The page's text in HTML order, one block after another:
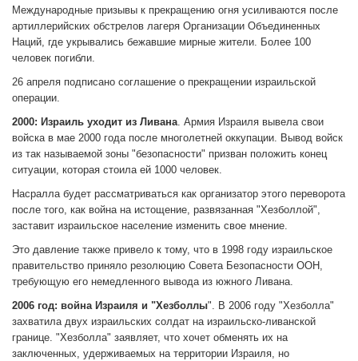
Международные призывы к прекращению огня усиливаются после
артиллерийских обстрелов лагеря Организации Объединенных
Наций, где укрывались бежавшие мирные жители. Более 100
человек погибли.
26 апреля подписано соглашение о прекращении израильской
операции.
2000: Израиль уходит из Ливана. Армия Израиля вывела свои
войска в мае 2000 года после многолетней оккупации. Вывод войск
из так называемой зоны "безопасности" призван положить конец
ситуации, которая стоила ей 1000 человек.
Насралла будет рассматриваться как организатор этого переворота
после того, как война на истощение, развязанная "Хезболлой",
заставит израильское население изменить свое мнение.
Это давление также привело к тому, что в 1998 году израильское
правительство приняло резолюцию Совета Безопасности ООН,
требующую его немедленного вывода из южного Ливана.
2006 год: война Израиля и "Хезболлы". В 2006 году "Хезболла"
захватила двух израильских солдат на израильско-ливанской
границе. "Хезболла" заявляет, что хочет обменять их на
заключенных, удерживаемых на территории Израиля, но